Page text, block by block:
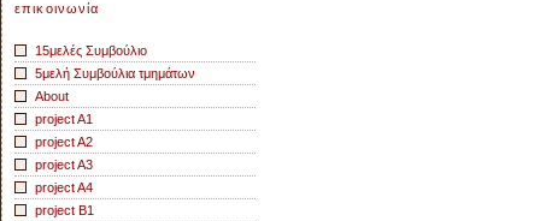
επικοινωνία
15μελές Συμβούλιο
5μελή Συμβούλια τμημάτων
About
project A1
project A2
project A3
project A4
project B1